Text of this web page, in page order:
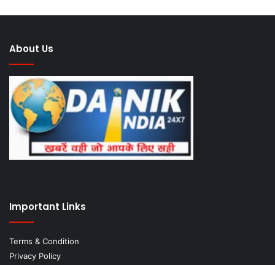
About Us
Important Links
Terms & Condition
Privacy Policy